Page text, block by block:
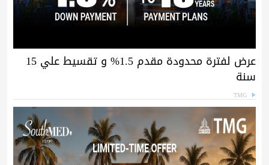
عرض لفترة محدودة مقدم 1.5% و تقسيط علي 15
سنة
TMG